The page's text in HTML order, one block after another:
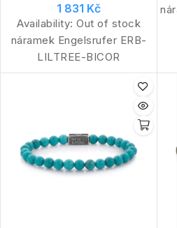
1 831 Kč
Availability: Out of stock
náramek Engelsrufer ERB-
LILTREE-BICOR